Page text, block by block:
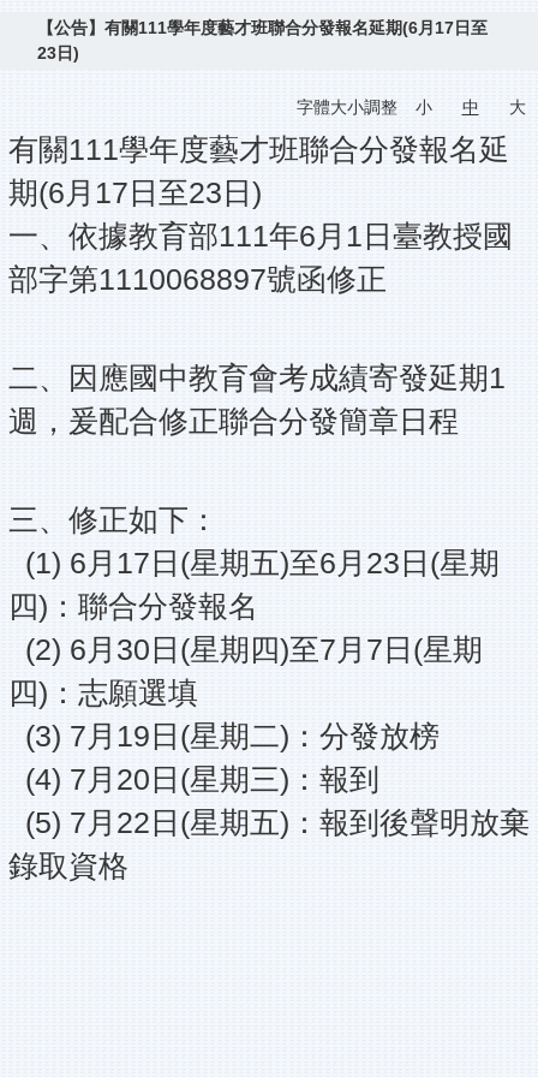
【公告】有關111學年度藝才班聯合分發報名延期(6月17日至
23日)
字體大小調整 小 中 大
有關111學年度藝才班聯合分發報名延
期(6月17日至23日)
一、依據教育部111年6月1日臺教授國
部字第1110068897號函修正
二、因應國中教育會考成績寄發延期1
週，爰配合修正聯合分發簡章日程
三、修正如下：
(1) 6月17日(星期五)至6月23日(星期
四)：聯合分發報名
(2) 6月30日(星期四)至7月7日(星期
四)：志願選填
(3) 7月19日(星期二)：分發放榜
(4) 7月20日(星期三)：報到
(5) 7月22日(星期五)：報到後聲明放棄
錄取資格